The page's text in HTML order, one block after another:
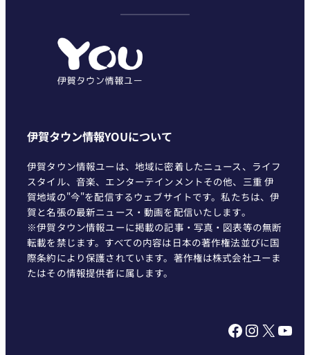
伊賀タウン情報YOUについて
伊賀タウン情報ユーは、地域に密着したニュース、ライフ
スタイル、音楽、エンターテインメントその他、三重 伊
賀地域の"今"を配信するウェブサイトです。私たちは、伊
賀と名張の最新ニュース・動画を配信いたします。
※伊賀タウン情報ユーに掲載の記事・写真・図表等の無断
転載を禁じます。すべての内容は日本の著作権法並びに国
際条約により保護されています。著作権は株式会社ユーま
たはその情報提供者に属します。
Facebook InstagramX YouTube